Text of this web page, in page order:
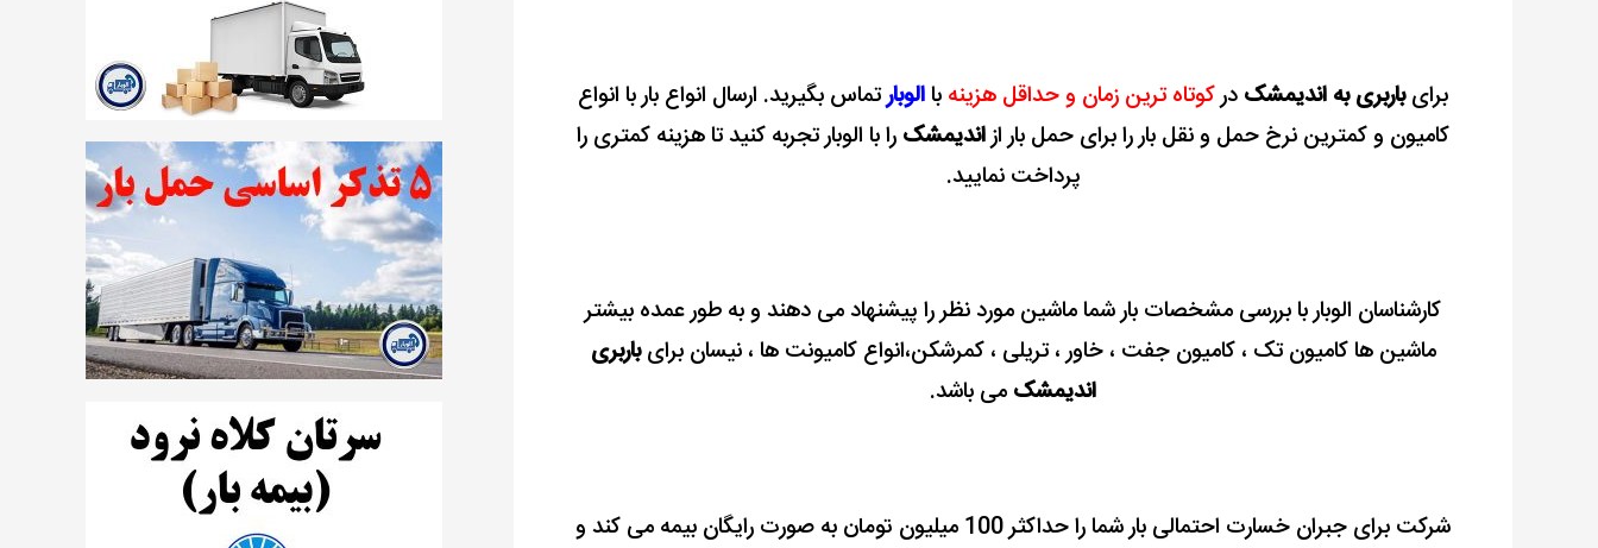
برایباربری به اندیمشک درکوتاه ترین زمان و حداقل هزینه باالوبارتماس بگیرید. ارسال انواع بار با انواع
کامیون وکمترین نرخ حمل و نقل بار را برای حمل بار ازاندیمشک را با الوبار تجربه کنید تا هزینه کمتری را
پرداخت نمایید.
کارشناسان الوبار با بررسی مشخصات بار شما ماشین مورد نظر را پیشنهاد می دهند وبه طور عمده بیشتر
ماشین ها کامیون تک ، کامیون جفت ، خاور ، تریلی ، کمرشکن،انواع کامیونت ها ، نیسان برایباربری
اندیمشک می باشد.
شرکت برای جبران خسارت احتمالی بار شما را حداکثر 100 میلیون تومان به صورت رایگان بیمه می کند و